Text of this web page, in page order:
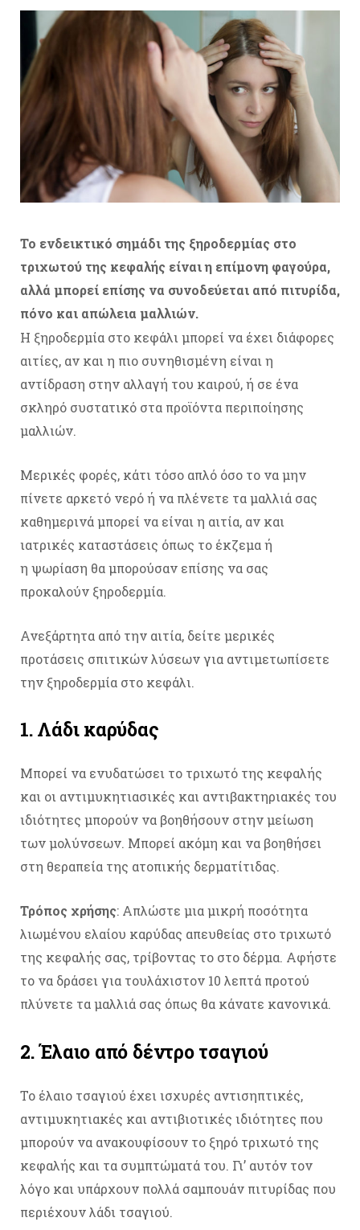
Το ενδεικτικό σημάδι της ξηροδερμίας στο
τριχωτού της κεφαλής είναι η επίμονη φαγούρα,
αλλά μπορεί επίσης να συνοδεύεται από πιτυρίδα,
πόνο και απώλεια μαλλιών.
Η ξηροδερμία στο κεφάλι μπορεί να έχει διάφορες
αιτίες, αν και η πιο συνηθισμένη είναι η
αντίδραση στην αλλαγή του καιρού, ή σε ένα
σκληρό συστατικό στα προϊόντα περιποίησης
μαλλιών.
Μερικές φορές, κάτι τόσο απλό όσο το να μην
πίνετε αρκετό νερό ή να πλένετε τα μαλλιά σας
καθημερινά μπορεί να είναι η αιτία, αν και
ιατρικές καταστάσεις όπως το έκζεμα ή
η ψωρίαση θα μπορούσαν επίσης να σας
προκαλούν ξηροδερμία.
Ανεξάρτητα από την αιτία, δείτε μερικές
προτάσεις σπιτικών λύσεων για αντιμετωπίσετε
την ξηροδερμία στο κεφάλι.
1. Λάδι καρύδας
Μπορεί να ενυδατώσει το τριχωτό της κεφαλής
και οι αντιμυκητιασικές και αντιβακτηριακές του
ιδιότητες μπορούν να βοηθήσουν στην μείωση
των μολύνσεων. Μπορεί ακόμη και να βοηθήσει
στη θεραπεία της ατοπικής δερματίτιδας.
Τρόπος χρήσης: Απλώστε μια μικρή ποσότητα
λιωμένου ελαίου καρύδας απευθείας στο τριχωτό
της κεφαλής σας, τρίβοντας το στο δέρμα. Αφήστε
το να δράσει για τουλάχιστον 10 λεπτά προτού
πλύνετε τα μαλλιά σας όπως θα κάνατε κανονικά.
2. Έλαιο από δέντρο τσαγιού
Το έλαιο τσαγιού έχει ισχυρές αντισηπτικές,
αντιμυκητιακές και αντιβιοτικές ιδιότητες που
μπορούν να ανακουφίσουν το ξηρό τριχωτό της
κεφαλής και τα συμπτώματά του. Γι’ αυτόν τον
λόγο και υπάρχουν πολλά σαμπουάν πιτυρίδας που
περιέχουν λάδι τσαγιού.